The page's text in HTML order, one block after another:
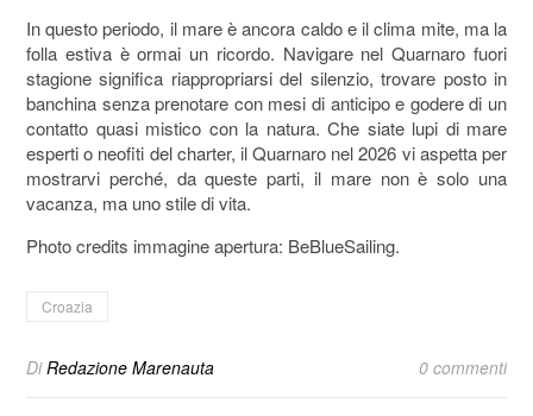
In questo periodo, il mare è ancora caldo e il clima mite, ma la
folla estiva è ormai un ricordo. Navigare nel Quarnaro fuori
stagione significa riappropriarsi del silenzio, trovare posto in
banchina senza prenotare con mesi di anticipo e godere di un
contatto quasi mistico con la natura. Che siate lupi di mare
esperti o neofiti del charter, il Quarnaro nel 2026 vi aspetta per
mostrarvi perché, da queste parti, il mare non è solo una
vacanza, ma uno stile di vita.
Photo credits immagine apertura: BeBlueSailing.
Croazia
DiRedazione Marenauta 0 commenti